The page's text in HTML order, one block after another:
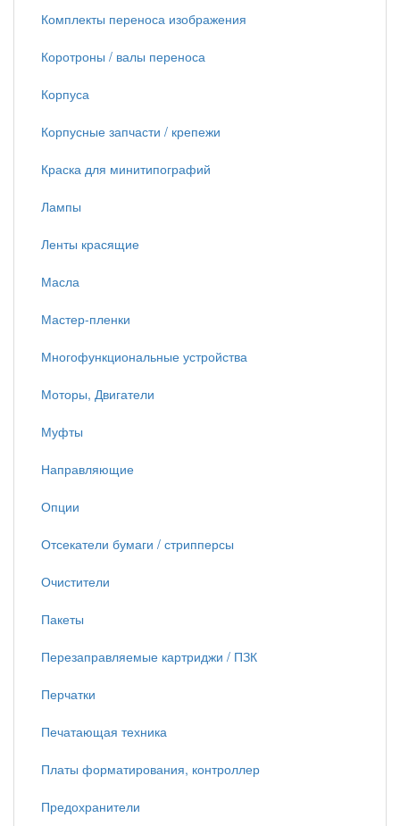
Комплекты переноса изображения
Коротроны / валы переноса
Корпуса
Корпусные запчасти / крепежи
Краска для минитипографий
Лампы
Ленты красящие
Масла
Мастер-пленки
Многофункциональные устройства
Моторы, Двигатели
Муфты
Направляющие
Опции
Отсекатели бумаги / стрипперсы
Очистители
Пакеты
Перезаправляемые картриджи / ПЗК
Перчатки
Печатающая техника
Платы форматирования, контроллер
Предохранители